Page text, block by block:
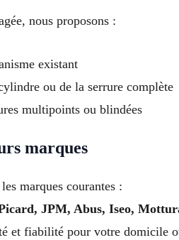
nous proposons :
existant
ou de la serrure complète
multipoints ou blindées
marques
marques courantes :
JPM, Abus, Iseo,
et fiabilité pour votre domicile